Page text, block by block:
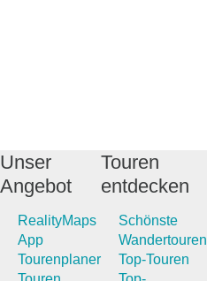
Unser
Angebot
RealityMaps
App
Tourenplaner
Touren
entdecken
Schönste
Wandertouren
Top-Touren